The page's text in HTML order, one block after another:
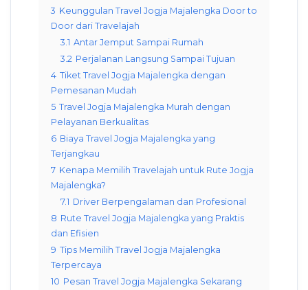
3 Keunggulan Travel Jogja Majalengka Door to
Door dari Travelajah
3.1 Antar Jemput Sampai Rumah
3.2 Perjalanan Langsung Sampai Tujuan
4 Tiket Travel Jogja Majalengka dengan
Pemesanan Mudah
5 Travel Jogja Majalengka Murah dengan
Pelayanan Berkualitas
6 Biaya Travel Jogja Majalengka yang
Terjangkau
7 Kenapa Memilih Travelajah untuk Rute Jogja
Majalengka?
7.1 Driver Berpengalaman dan Profesional
8 Rute Travel Jogja Majalengka yang Praktis
dan Efisien
9 Tips Memilih Travel Jogja Majalengka
Terpercaya
10 Pesan Travel Jogja Majalengka Sekarang